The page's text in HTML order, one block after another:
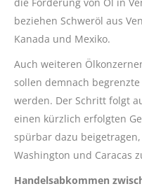
beziehen Schweröl aus
Kanada und Mexiko.
Auch weiteren
sollen demnach
werden. Der Schritt folgt
einen kürzlich erfolgten
spürbar dazu
Washington und Caracas
Handelsabkommen